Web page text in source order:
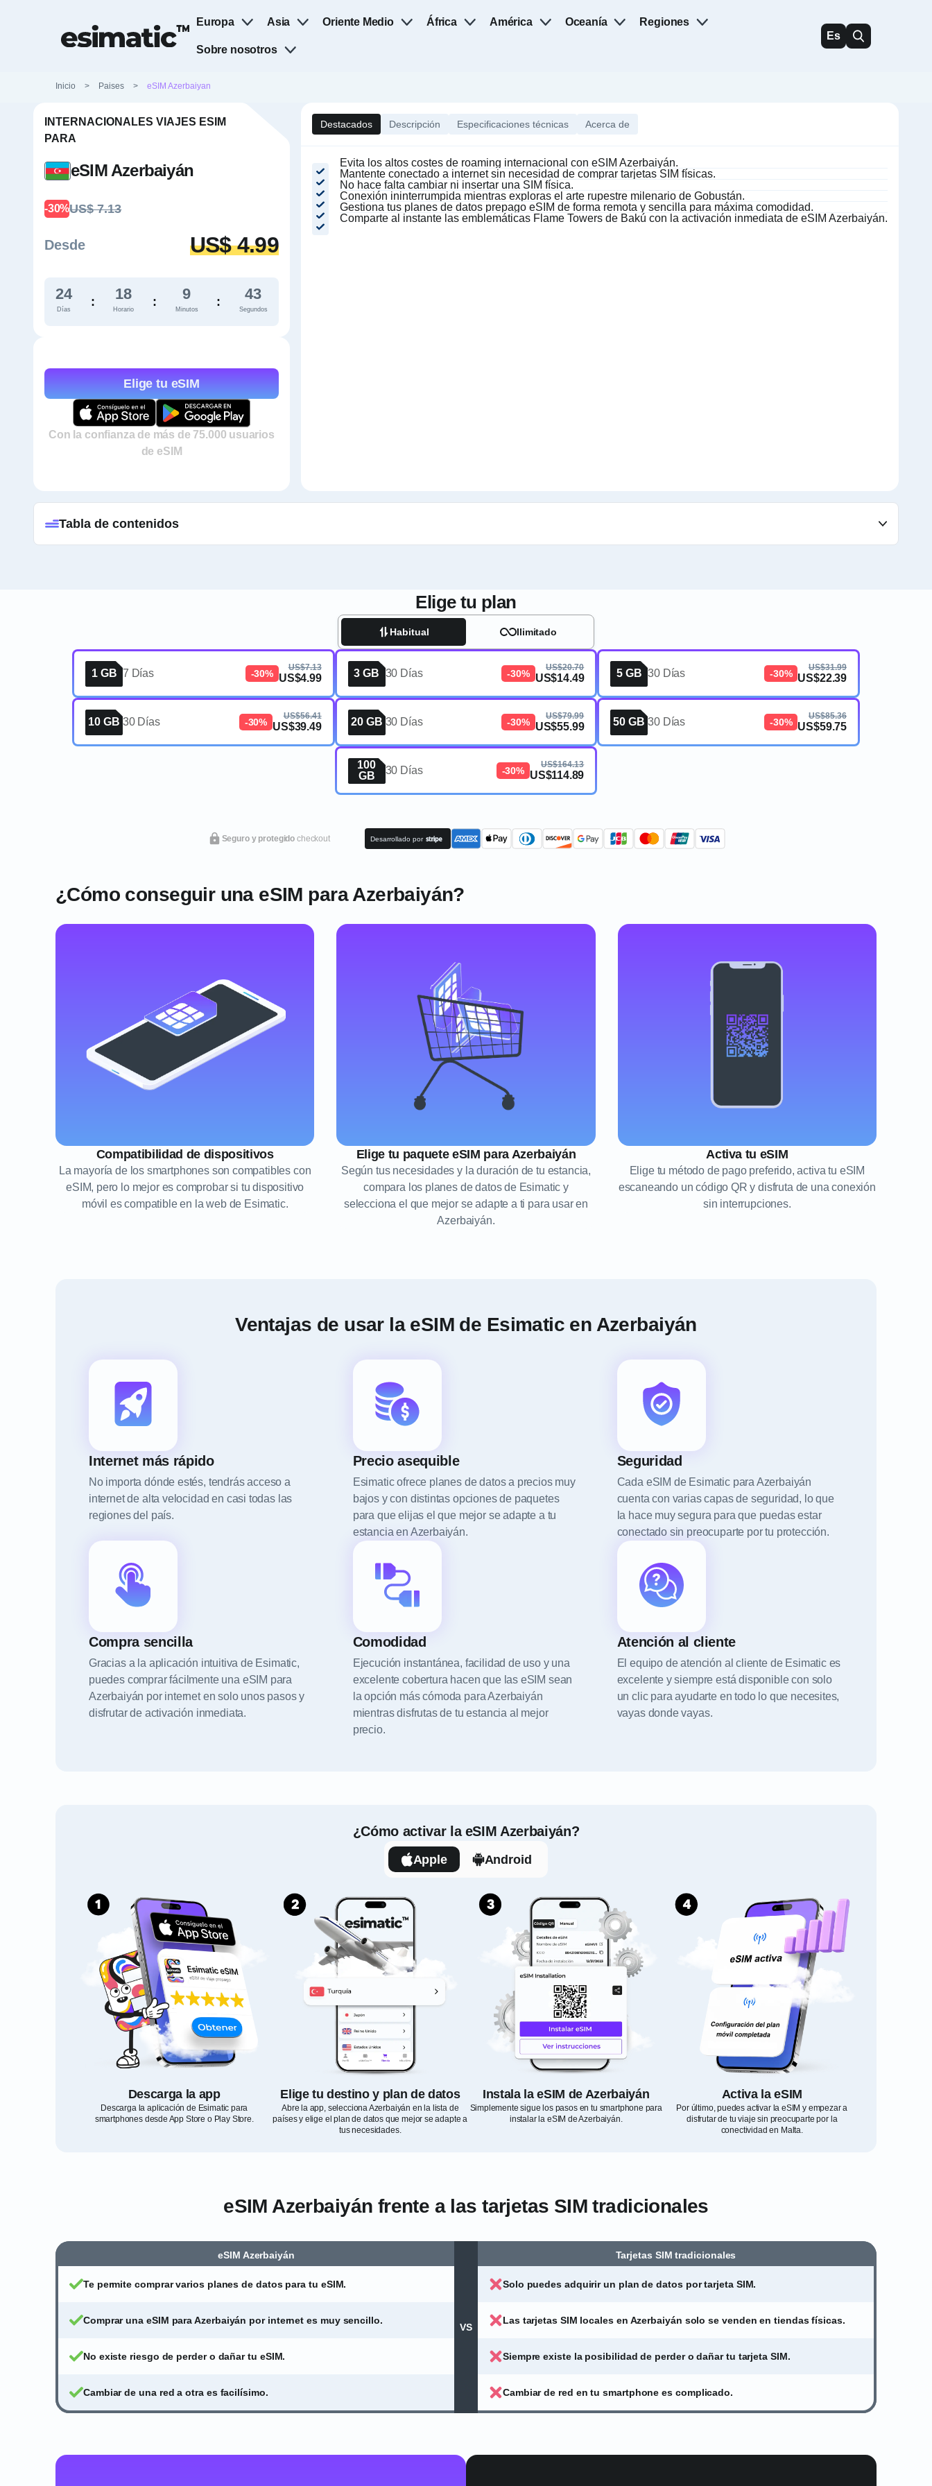
Europa Asia Oriente Medio África América Oceanía Regiones
Sobre nosotros
Es
Inicio > Paises > eSIM Azerbaiyan
INTERNACIONALES VIAJES ESIM
PARA
eSIM Azerbaiyán
-30%US$ 7.13
Desde US$ 4.99
24
Días
: 18
Horario
: 9
Minutos
: 42
Segundos
Elige tu eSIM
Con la confianza de más de 75.000 usuarios
de eSIM
Destacados Descripción Especificaciones técnicas Acerca de
Evita los altos costes de roaming internacional con eSIM Azerbaiyán.
Mantente conectado a internet sin necesidad de comprar tarjetas SIM físicas.
No hace falta cambiar ni insertar una SIM física.
Conexión ininterrumpida mientras exploras el arte rupestre milenario de Gobustán.
Gestiona tus planes de datos prepago eSIM de forma remota y sencilla para máxima comodidad.
Comparte al instante las emblemáticas Flame Towers de Bakú con la activación inmediata de eSIM Azerbaiyán.
Tabla de contenidos
Elige tu plan
Habitual Ilimitado
1 GB 7 Días -30%
US$7.13
US$4.99 3 GB 30 Días -30%
US$20.70
US$14.49 5 GB 30 Días -30%
US$31.99
US$22.39
10 GB 30 Días -30%
US$56.41
US$39.49 20 GB 30 Días -30%
US$79.99
US$55.99 50 GB 30 Días -30%
US$85.36
US$59.75
100
GB
30 Días -30%
US$164.13
US$114.89
Seguro y protegido checkout Desarrollado por
¿Cómo conseguir una eSIM para Azerbaiyán?
Compatibilidad de dispositivos
La mayoría de los smartphones son compatibles con
eSIM, pero lo mejor es comprobar si tu dispositivo
móvil es compatible en la web de Esimatic.
Elige tu paquete eSIM para Azerbaiyán
Según tus necesidades y la duración de tu estancia,
compara los planes de datos de Esimatic y
selecciona el que mejor se adapte a ti para usar en
Azerbaiyán.
Activa tu eSIM
Elige tu método de pago preferido, activa tu eSIM
escaneando un código QR y disfruta de una conexión
sin interrupciones.
Ventajas de usar la eSIM de Esimatic en Azerbaiyán
Internet más rápido
No importa dónde estés, tendrás acceso a
internet de alta velocidad en casi todas las
regiones del país.
Precio asequible
Esimatic ofrece planes de datos a precios muy
bajos y con distintas opciones de paquetes
para que elijas el que mejor se adapte a tu
estancia en Azerbaiyán.
Seguridad
Cada eSIM de Esimatic para Azerbaiyán
cuenta con varias capas de seguridad, lo que
la hace muy segura para que puedas estar
conectado sin preocuparte por tu protección.
Compra sencilla
Gracias a la aplicación intuitiva de Esimatic,
puedes comprar fácilmente una eSIM para
Azerbaiyán por internet en solo unos pasos y
disfrutar de activación inmediata.
Comodidad
Ejecución instantánea, facilidad de uso y una
excelente cobertura hacen que las eSIM sean
la opción más cómoda para Azerbaiyán
mientras disfrutas de tu estancia al mejor
precio.
Atención al cliente
El equipo de atención al cliente de Esimatic es
excelente y siempre está disponible con solo
un clic para ayudarte en todo lo que necesites,
vayas donde vayas.
¿Cómo activar la eSIM Azerbaiyán?
Apple Android
Descarga la app
Descarga la aplicación de Esimatic para
smartphones desde App Store o Play Store.
Elige tu destino y plan de datos
Abre la app, selecciona Azerbaiyán en la lista de
países y elige el plan de datos que mejor se adapte a
tus necesidades.
Instala la eSIM de Azerbaiyán
Simplemente sigue los pasos en tu smartphone para
instalar la eSIM de Azerbaiyán.
Activa la eSIM
Por último, puedes activar la eSIM y empezar a
disfrutar de tu viaje sin preocuparte por la
conectividad en Malta.
eSIM Azerbaiyán frente a las tarjetas SIM tradicionales
eSIM Azerbaiyán
Te permite comprar varios planes de datos para tu eSIM.
Comprar una eSIM para Azerbaiyán por internet es muy sencillo.
No existe riesgo de perder o dañar tu eSIM.
Cambiar de una red a otra es facilísimo.
VS
Tarjetas SIM tradicionales
Solo puedes adquirir un plan de datos por tarjeta SIM.
Las tarjetas SIM locales en Azerbaiyán solo se venden en tiendas físicas.
Siempre existe la posibilidad de perder o dañar tu tarjeta SIM.
Cambiar de red en tu smartphone es complicado.